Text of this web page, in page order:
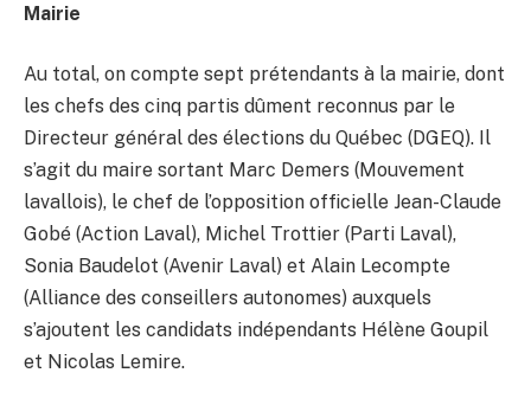
Mairie
Au total, on compte sept prétendants à la mairie, dont
les chefs des cinq partis dûment reconnus par le
Directeur général des élections du Québec (DGEQ). Il
s’agit du maire sortant Marc Demers (Mouvement
lavallois), le chef de l’opposition officielle Jean-Claude
Gobé (Action Laval), Michel Trottier (Parti Laval),
Sonia Baudelot (Avenir Laval) et Alain Lecompte
(Alliance des conseillers autonomes) auxquels
s’ajoutent les candidats indépendants Hélène Goupil
et Nicolas Lemire.